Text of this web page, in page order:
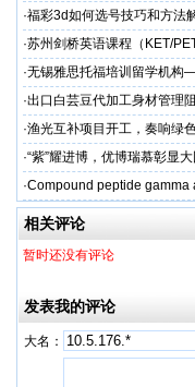
·福彩3d如何选号技巧和方法
·苏州剑桥英语课程（KET/
州学校
·无锡雅思托福培训留学机
·出口白芸豆代加工身材管理
贴牌
·渔光互补项目开工，奏响绿
·“紫”耀进博，优博瑞慕彰显大
·Compound peptide gamma
相关评论
暂时还没有评论
发表我的评论
大名：